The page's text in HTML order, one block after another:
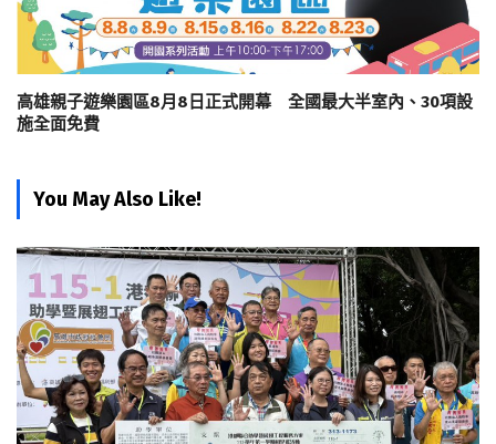
高雄親子遊樂園區8月8日正式開幕 全國最大半室內、30項設
施全面免費
You May Also Like!